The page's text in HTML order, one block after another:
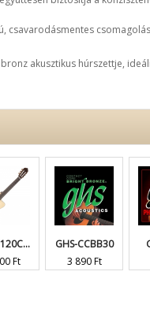
csavarodásmentes
akusztikus húrszettje,
Ft
GHS-CCBB30
3 890 Ft